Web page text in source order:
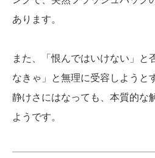
あります。
また、「恨んではいけない」と
なきゃ」と無理に受容しようと
静けさにはなっても、本質的な
ようです。